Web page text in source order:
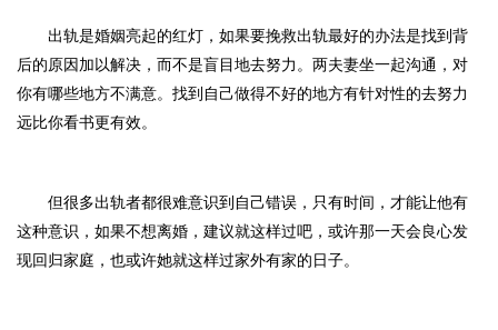
出轨是婚姻亮起的红灯， 如果要挽救出轨最好的办法是找到背
后的原因加以解决，而不是盲目地去努力。 两夫妻坐一起沟通，对
你有哪些地方不满意。找到自己做得不好的地方有针对性的去努力
远比你看书更有效。
但很多出轨者都很难意识到自己错误，只有时间，才能让他有
这种意识，如果不想离婚，建议就这样过吧，或许那一天会良心发
现回归家庭，也或许她就这样过家外有家的日子。